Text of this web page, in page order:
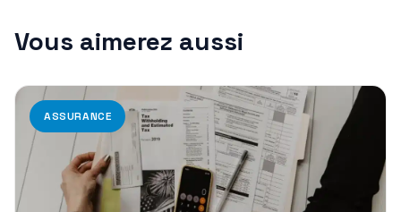
Vous aimerez aussi
ASSURANCE